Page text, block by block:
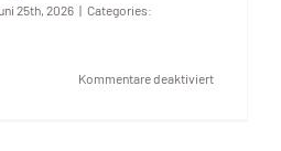
25th, 2026 | Categories:
Kommentare deaktiviertfür